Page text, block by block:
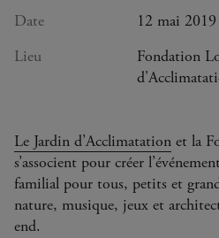
Date
12 mai
Lieu
Fondation
Le Jardin d’Acclimatation et la
s’associent pour créer
familial pour tous, petits et
nature, musique, jeux et
end.